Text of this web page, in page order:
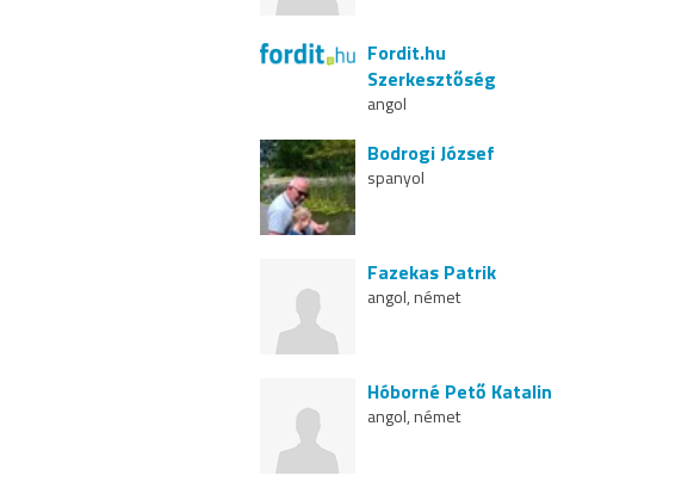
Fordit.hu
Szerkesztőség
angol
Bodrogi József
spanyol
Fazekas Patrik
angol, német
Hóborné Pető Katalin
angol, német